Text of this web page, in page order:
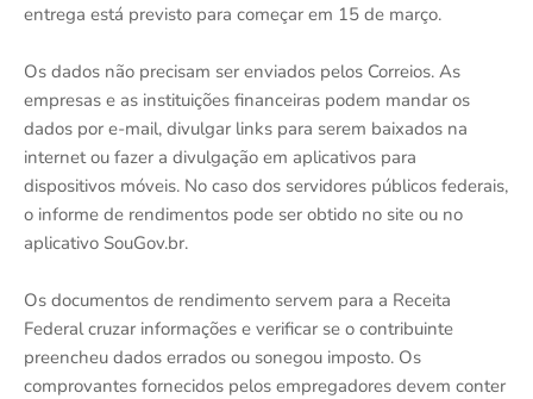
entrega está previsto para começar em 15 de março.
Os dados não precisam ser enviados pelos Correios. As
empresas e as instituições financeiras podem mandar os
dados por e-mail, divulgar links para serem baixados na
internet ou fazer a divulgação em aplicativos para
dispositivos móveis. No caso dos servidores públicos federais,
o informe de rendimentos pode ser obtido no site ou no
aplicativo SouGov.br.
Os documentos de rendimento servem para a Receita
Federal cruzar informações e verificar se o contribuinte
preencheu dados errados ou sonegou imposto. Os
comprovantes fornecidos pelos empregadores devem conter